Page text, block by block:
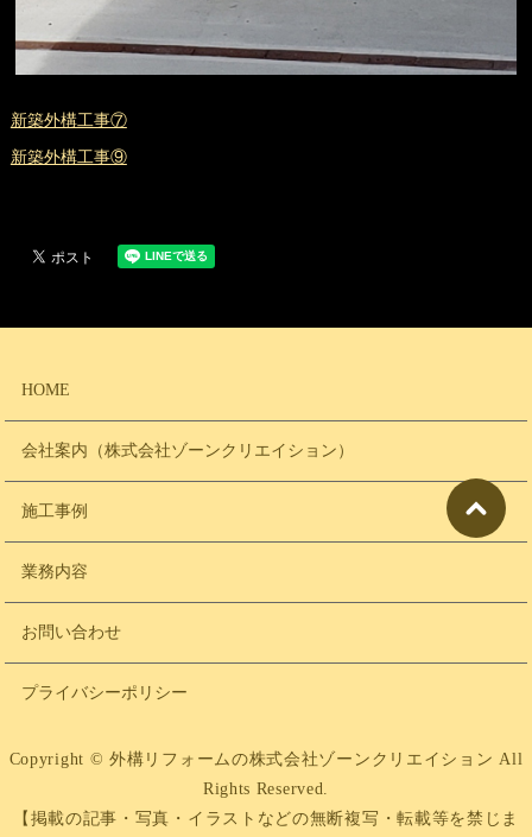
新築外構工事⑦
新築外構工事⑨
HOME
会社案内（株式会社ゾーンクリエイション）
施工事例
業務内容
お問い合わせ
プライバシーポリシー
Copyright © 外構リフォームの株式会社ゾーンクリエイション All
Rights Reserved.
【掲載の記事・写真・イラストなどの無断複写・転載等を禁じま